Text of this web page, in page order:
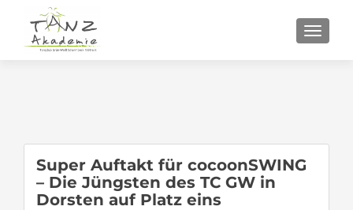
Super Auftakt für cocoonSWING
– Die Jüngsten des TC GW in
Dorsten auf Platz eins